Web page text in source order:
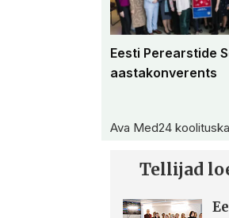
Eesti Perearstide
aastakonverents
Ava Med24
Tellijad